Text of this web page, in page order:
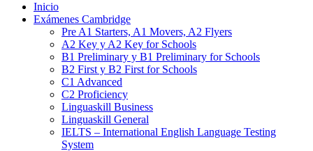
Inicio
Exámenes Cambridge
Pre A1 Starters, A1 Movers, A2 Flyers
A2 Key y A2 Key for Schools
B1 Preliminary y B1 Preliminary for Schools
B2 First y B2 First for Schools
C1 Advanced
C2 Proficiency
Linguaskill Business
Linguaskill General
IELTS – International English Language Testing
System